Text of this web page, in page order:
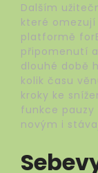
Dalším
které
platformě
připomenutí
dlouhé době
kolik času
kroky ke
funkce pauzy
novým i